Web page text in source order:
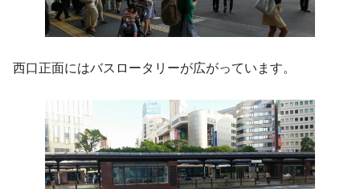
西口正面にはバスロータリーが広がっています。